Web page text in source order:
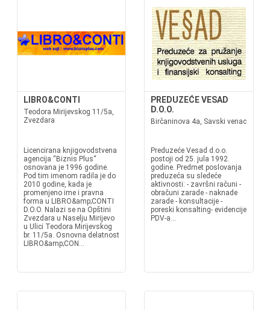
LIBRO&CONTI
Teodora Mirijevskog 11/5a,
Zvezdara
Licencirana knjigovodstvena
agencija “Biznis Plus“
osnovana je 1996 godine.
Pod tim imenom radila je do
2010 godine, kada je
promenjeno ime i pravna
forma u LIBRO&amp;CONTI
D.O.O. Nalazi se na Opštini
Zvezdara u Naselju Mirijevo
u Ulici Teodora Mirijevskog
br. 11/5a. Osnovna delatnost
LIBRO&amp;CON...
PREDUZEĆE VESAD
D.O.O.
Birčaninova 4a, Savski venac
Preduzeće Vesad d.o.o.
postoji od 25. jula 1992.
godine. Predmet poslovanja
preduzeća su sledeće
aktivnosti: - završni računi -
obračuni zarade - naknade
zarade - konsultacije -
poreski konsalting- evidencije
PDV-a...